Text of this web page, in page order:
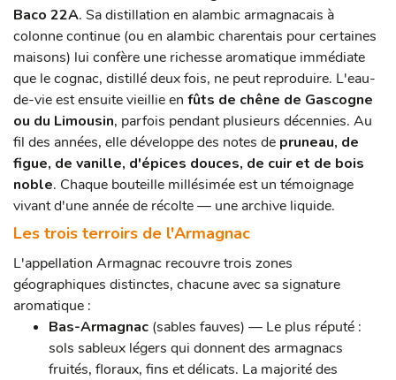
Baco 22A. Sa distillation en alambic armagnacais à
colonne continue (ou en alambic charentais pour certaines
maisons) lui confère une richesse aromatique immédiate
que le cognac, distillé deux fois, ne peut reproduire. L'eau-
de-vie est ensuite vieillie en fûts de chêne de Gascogne
ou du Limousin, parfois pendant plusieurs décennies. Au
fil des années, elle développe des notes de pruneau, de
figue, de vanille, d'épices douces, de cuir et de bois
noble. Chaque bouteille millésimée est un témoignage
vivant d'une année de récolte — une archive liquide.
Les trois terroirs de l'Armagnac
L'appellation Armagnac recouvre trois zones
géographiques distinctes, chacune avec sa signature
aromatique :
Bas-Armagnac (sables fauves) — Le plus réputé :
sols sableux légers qui donnent des armagnacs
fruités, floraux, fins et délicats. La majorité des